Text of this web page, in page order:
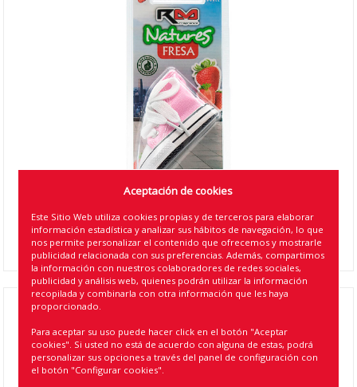
***AMBIENTADOR "BASKETS" RM FRAGANCE
AROMA FRESA ( 8 )
Referencia:11731
Aceptación de cookies
Este Sitio Web utiliza cookies propias y de terceros para elaborar
información estadística y analizar sus hábitos de navegación, lo que
nos permite personalizar el contenido que ofrecemos y mostrarle
publicidad relacionada con sus preferencias. Además, compartimos
la información con nuestros colaboradores de redes sociales,
publicidad y análisis web, quienes podrán utilizar la información
recopilada y combinarla con otra información que les haya
proporcionado.
Para aceptar su uso puede hacer click en el botón "Aceptar
cookies". Si usted no está de acuerdo con alguna de estas, podrá
personalizar sus opciones a través del panel de configuración con
el botón "Configurar cookies".